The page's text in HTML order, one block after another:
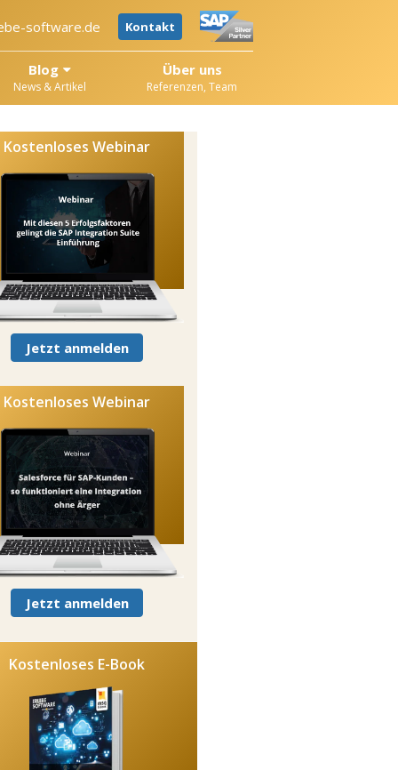
software.de Kontakt
Blog
News & Artikel
Über uns
Referenzen, Team
Kostenloses Webinar
Jetzt anmelden
Kostenloses Webinar
Jetzt anmelden
Kostenloses E-Book